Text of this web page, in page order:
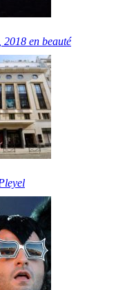
2018 en beauté